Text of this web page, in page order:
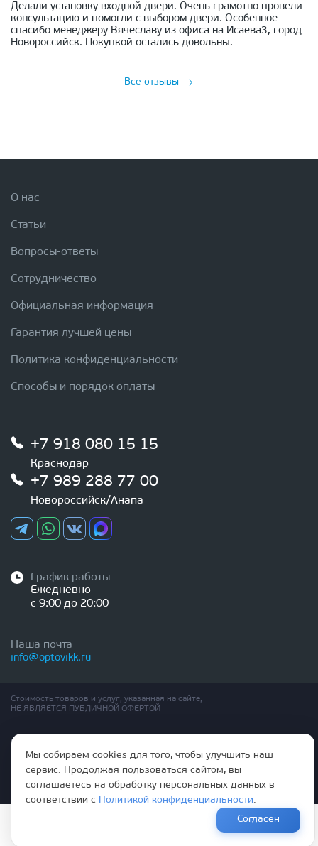
Делали установку входной двери. Очень грамотно провели
консультацию и помогли с выбором двери. Особенное
спасибо менеджеру Вячеславу из офиса на Исаева3, город
Новороссийск. Покупкой остались довольны.
Все отзывы
О нас
Статьи
Вопросы-ответы
Сотрудничество
Официальная информация
Гарантия лучшей цены
Политика конфиденциальности
Способы и порядок оплаты
+7 918 080 15 15
Краснодар
+7 989 288 77 00
Новороссийск/Анапа
График работы
Ежедневно
с 9:00 до 20:00
Наша почта
info@optovikk.ru
Стоимость товаров и услуг, указанная на сайте,
НЕ ЯВЛЯЕТСЯ ПУБЛИЧНОЙ ОФЕРТОЙ
Правила эксплутации входных и межкомнатных дверей
Политика обработки персональных данных
Согласие на обработку персональных данных
Мы собираем cookies для того, чтобы улучшить наш
сервис. Продолжая пользоваться сайтом, вы
соглашаетесь на обработку персональных данных в
соответствии с
Политикой конфиденциальности.
Согласен